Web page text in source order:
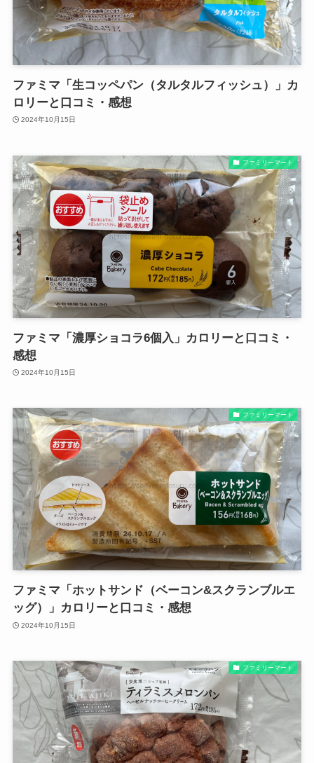
ファミマ「生コッペパン（タルタルフィッシュ）」カ
ロリーと口コミ・感想
2024年10月15日
ファミリーマート
ファミマ「濃厚ショコラ6個入」カロリーと口コミ・
感想
2024年10月15日
ファミリーマート
ファミマ「ホットサンド（ベーコン&スクランブルエ
ッグ）」カロリーと口コミ・感想
2024年10月15日
ファミリーマート